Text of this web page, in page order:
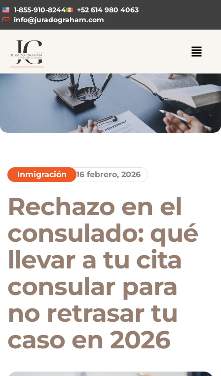
1-855-910-8244
+52 614 980 4063
info@juradograham.com
Inmigración 16 febrero, 2026
Rechazo en el
consulado: qué
llevar a tu cita
consular para
no retrasar tu
caso en 2026